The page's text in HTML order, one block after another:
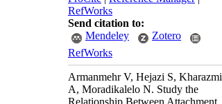
RefWorks
Send citation to:
Mendeley
Zotero
RefWorks
Armanmehr V, Hejazi S, Kharazmi
A, Moradikalelo N. Study the
Relationship Between Attachment